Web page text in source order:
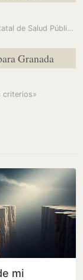
Murcia pierde su apuesta: la Agencia Estatal de Salud Pública se…
Granada
criterios»
mi